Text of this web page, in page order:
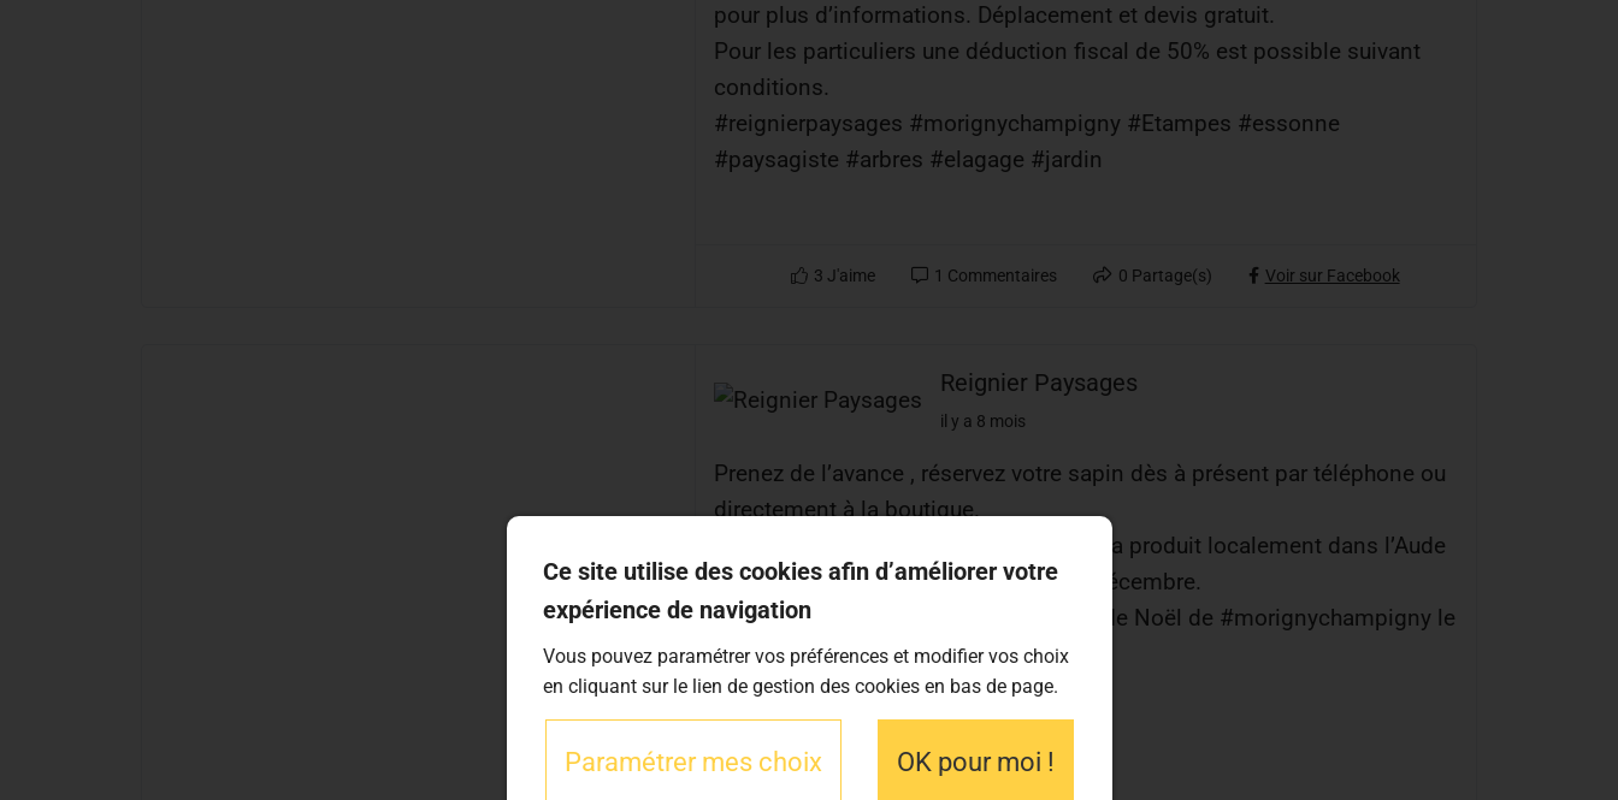
pour plus d’informations. Déplacement et devis gratuit.
Pour les particuliers une déduction fiscal de 50% est possible suivant
conditions.
#reignierpaysages #morignychampigny #Etampes #essonne
#paysagiste #arbres #elagage #jardin
3 J'aime 1 Commentaires 0 Partage(s) Voir sur Facebook
Reignier Paysages
il y a 8 mois
Prenez de l’avance , réservez votre sapin dès à présent par téléphone ou
directement à la boutique.
Un large choix de sapin Nordmann extra produit localement dans l’Aude
vous attend en boutique à partir du 1 décembre.
Retrouvez nous également au marché de Noël de #morignychampigny le
week-end du 6 et 7 décembre 🎁
Ce site utilise des cookies afin d’améliorer votre
expérience de navigation
Vous pouvez paramétrer vos préférences et modifier vos choix
en cliquant sur le lien de gestion des cookies en bas de page.
Paramétrer mes choix OK pour moi !